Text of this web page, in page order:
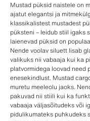
Mustad püksid naistele on
ajatut elegantsi ja
klassikalistest mustadest
püksteni – leidub stiil igaks
laienevad püksid on
Nende voolav siluett lisab
valikuks nii vabaaja kui ka
platvormidega loovad need
enesekindlust. Mustad
muretu meeleolu jaoks.
pakuvad nii stiili kui ka
vabaaja väljasõitudeks või
pidulikumateks puhkudeks